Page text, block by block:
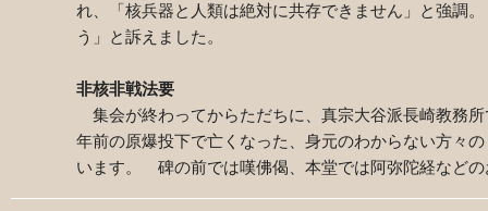
れ、「核兵器と人類は絶対に共存できません」と強調
う」と訴えました。
非核非戦法要
集会が終わってからただちに、真宗大谷派長崎教務
年前の原爆投下で亡くなった、身元のわからない方々
います。 碑の前では嘆佛偈、本堂では阿弥陀経などの